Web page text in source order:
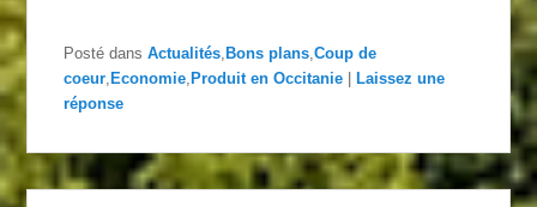
Posté dans Actualités, Bons plans,Coup de
coeur, Economie, Produit en Occitanie
Laissez une
réponse